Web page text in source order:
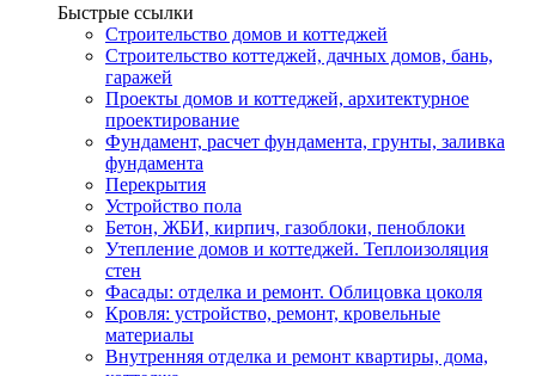
Быстрые ссылки
Строительство домов и коттеджей
Строительство коттеджей, дачных домов, бань,
гаражей
Проекты домов и коттеджей, архитектурное
проектирование
Фундамент, расчет фундамента, грунты, заливка
фундамента
Перекрытия
Устройство пола
Бетон, ЖБИ, кирпич, газоблоки, пеноблоки
Утепление домов и коттеджей. Теплоизоляция
стен
Фасады: отделка и ремонт. Облицовка цоколя
Кровля: устройство, ремонт, кровельные
материалы
Внутренняя отделка и ремонт квартиры, дома,